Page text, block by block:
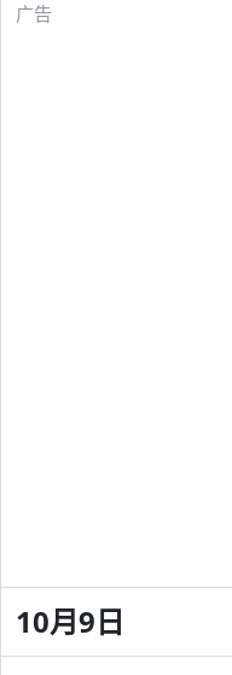
广告
10月9日